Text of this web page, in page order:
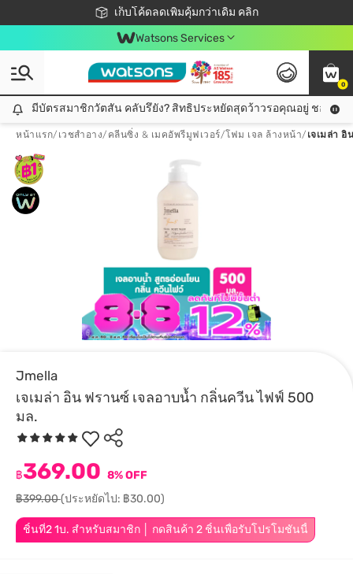
เก็บโค้ดลดเพิ่มคุ้มกว่าเดิม คลิก
ชอปออนไลน์ครั้งแรก ลดเพิ่มจุก ๆ 10%! 🎉
📦ส่งฟรี! เมื่อชอป 499฿
สมาชิกวัตสัน คลับดียังไง?
Watsons Services
0
มีบัตรสมาชิกวัตสัน คลับรึยัง? สิทธิประหยัดสุดว้าวรอคุณอยู่ ชอปคุ้มกว่าเดิม คลิก!
มีบัตรสมาชิกวัตสัน คลับรึยัง? สิทธิประหยัดสุดว้าวรอคุณอยู่ ชอปคุ้มก
หน้าแรก/ เวชสำอาง/ คลีนซิ่ง & เมคอัพรีมูฟเวอร์/โฟม เจล ล้างหน้า/ เจเมล่า
Jmella
เจเมล่า อิน ฟรานซ์ เจลอาบน้ำ กลิ่นควีน ไฟฟ์ 500
มล.
ชิ้นที่2 1บ. สำหรับสมาชิก │ กดสินค้า 2 ชิ้นเพื่อรับโปรโมชันนี้
฿369.00 8% OFF
฿399.00(ประหยัดไป: ฿30.00)